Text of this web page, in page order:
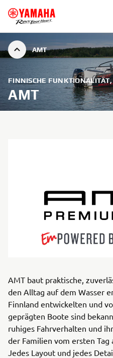
AMT
FINNISCHE
AMT
AMT baut praktische,
den Alltag auf dem Wasser
Finnland entwickelten und
geprägten Boote sind
ruhiges Fahrverhalten und
der Familien vom ersten Tag
Jedes Layout und jedes